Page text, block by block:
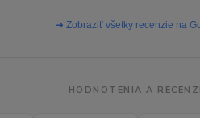
➜ Zobraziť všetky recenzie na
HODNOTENIA A